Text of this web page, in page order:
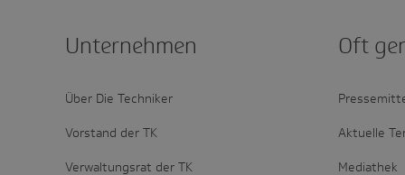
Unter­nehmen
Über Die Techniker
Vorstand der TK
Verwaltungsrat der TK
Oft
Aktuelle
Mediathek